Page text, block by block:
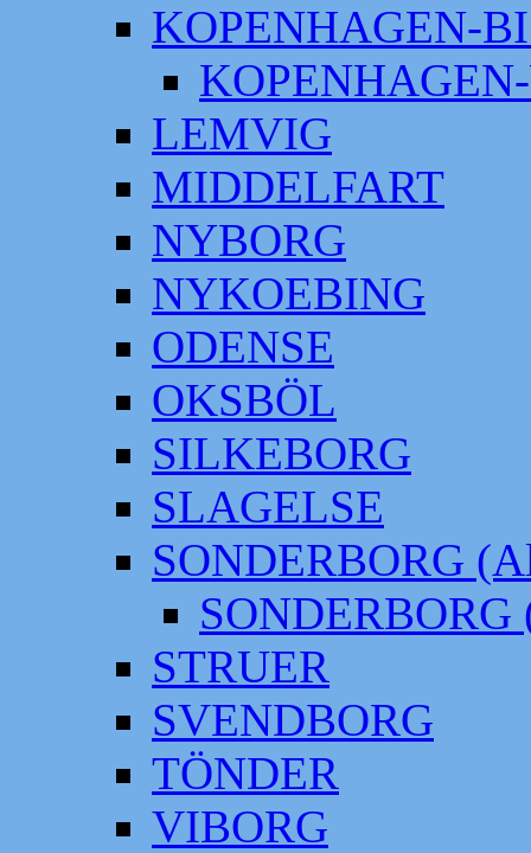
KOPENHAGEN-
LEMVIG
MIDDELFART
NYBORG
NYKOEBING
ODENSE
OKSBÖL
SILKEBORG
SLAGELSE
SONDERBORG
SONDERBORG
STRUER
SVENDBORG
TÖNDER
VIBORG